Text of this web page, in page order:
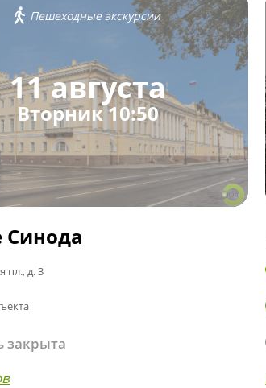
Пешеходные экскурсии
11 августа
Вторник 10:50
Синода
пл., д. 3
закрыта